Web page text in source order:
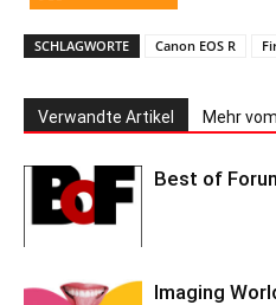
SCHLAGWORTE Canon EOS R
Verwandte Artikel Mehr
Best of
Imaging